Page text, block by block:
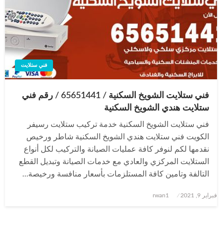
فني ستلايت
فني ستلايت الشويخ السكنية / 65651441 / رقم فني
ستلايت هندي الشويخ السكنية
فني ستلايت الشويخ السكنية خدمة تركيب ستلايت رسيفر
الكويت فني ستلايت هندي الشويخ السكنية شاطر ورخيص
نقدمها لكم لنوفر كافة عمليات الصيانة والتركيب لكل أنواع
الستلايت المركزي والعادي مع خدمات الصيانة وتبديل القطع
التالفة وتامين كافة المستلزمات بأسعار منافسة ورخيصة…
نُشر
فبراير 9, 2021 rwan1